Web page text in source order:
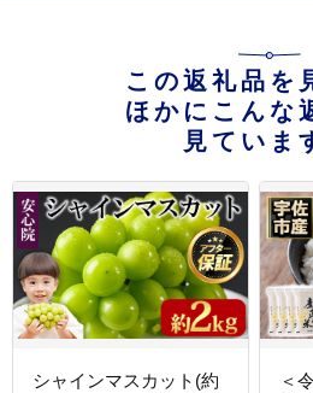
この返礼品を
ほかにこんな
見ていま
シャインマスカット(約
＜